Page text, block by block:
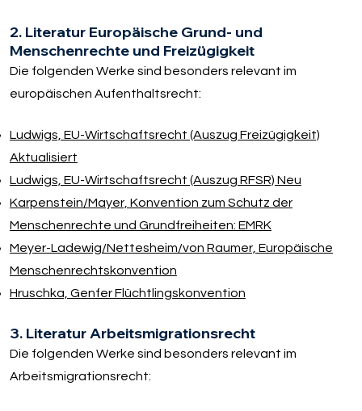
2. Literatur Europäische Grund- und
Menschenrechte und Freizügigkeit
Die folgenden Werke sind besonders relevant im
europäischen Aufenthaltsrecht:
Ludwigs, EU-Wirtschaftsrecht (Auszug Freizügigkeit)
Aktualisiert
Ludwigs, EU-Wirtschaftsrecht (Auszug RFSR) Neu
Karpenstein/​Mayer, Konvention zum Schutz der
Menschenrechte und Grundfreiheiten: EMRK
Meyer-Ladewig/​Nettesheim/​von Raumer, Europäische
Menschenrechtskonvention
Hruschka, Genfer Flüchtlingskonvention
3. Literatur Arbeitsmigrationsrecht
Die folgenden Werke sind besonders relevant im
Arbeitsmigrationsrecht: